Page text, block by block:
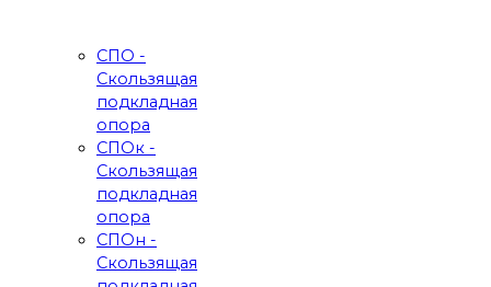
СПО -
Скользящая
подкладная
опора
СПОк -
Скользящая
подкладная
опора
СПОн -
Скользящая